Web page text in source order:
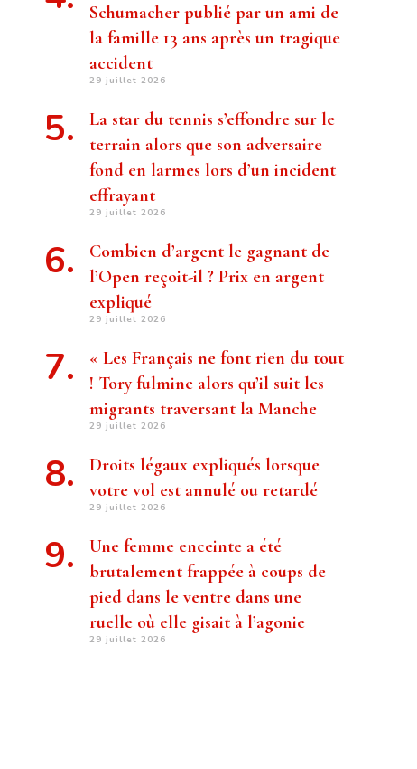
Schumacher publié par un ami de
la famille 13 ans après un tragique
accident
29 juillet 2026
La star du tennis s’effondre sur le
terrain alors que son adversaire
fond en larmes lors d’un incident
effrayant
29 juillet 2026
Combien d’argent le gagnant de
l’Open reçoit-il ? Prix ​​en argent
expliqué
29 juillet 2026
« Les Français ne font rien du tout
! Tory fulmine alors qu’il suit les
migrants traversant la Manche
29 juillet 2026
Droits légaux expliqués lorsque
votre vol est annulé ou retardé
29 juillet 2026
Une femme enceinte a été
brutalement frappée à coups de
pied dans le ventre dans une
ruelle où elle gisait à l’agonie
29 juillet 2026